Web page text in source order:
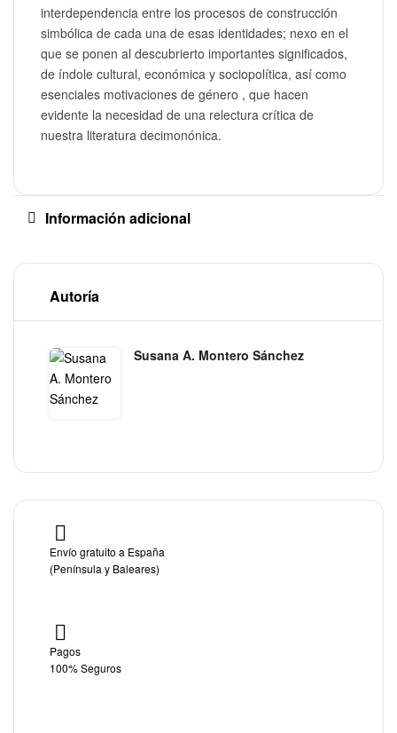
interdependencia entre los procesos de construcción
simbólica de cada una de esas identidades; nexo en el
que se ponen al descubrierto importantes significados,
de índole cultural, económica y sociopolítica, así como
esenciales motivaciones de género , que hacen
evidente la necesidad de una relectura crítica de
nuestra literatura decimonónica.
Información adicional
Autoría
Susana A. Montero Sánchez
Envío gratuito a España
(Península y Baleares)
Pagos
100% Seguros